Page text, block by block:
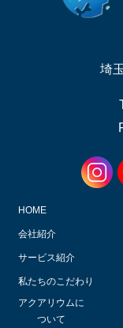
埼
HOME
会社紹介
サービス紹介
私たちのこだわり
アクアリウムに
ついて